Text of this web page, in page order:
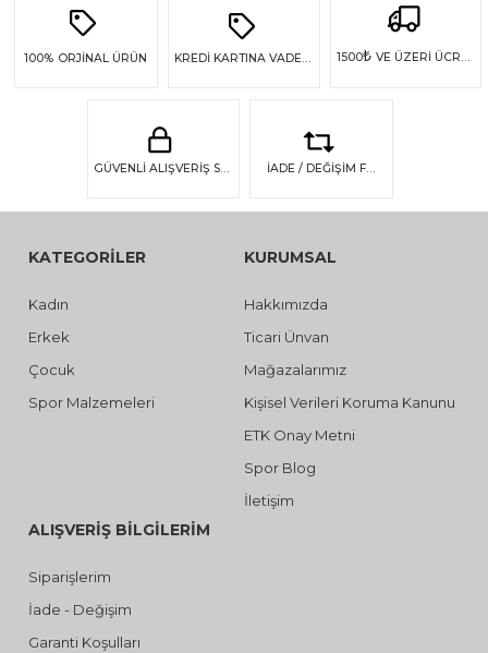
100% ORJİNAL ÜRÜN 1500₺ VE ÜZERİ ÜCRETSİZ KARGO
GÜVENLİ ALIŞVERİŞ SSL GÜVENLİĞİ İADE / DEĞİŞİM FIRSATI
KATEGORİLER
Kadın
Erkek
Çocuk
Spor Malzemeleri
KURUMSAL
Hakkımızda
Ticari Ünvan
Mağazalarımız
Kişisel Verileri Koruma Kanunu
ETK Onay Metni
Spor Blog
İletişim
ALIŞVERİŞ BİLGİLERİM
Siparişlerim
İade - Değişim
Garanti Koşulları